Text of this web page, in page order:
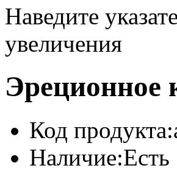
Наведите
увеличения
Код продукта:
Наличие:Есть